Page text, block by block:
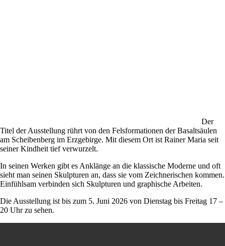
Der
Titel der Ausstellung rührt von den Felsformationen der Basaltsäulen
am Scheibenberg im Erzgebirge. Mit diesem Ort ist Rainer Maria seit
seiner Kindheit tief verwurzelt.
In seinen Werken gibt es Anklänge an die klassische Moderne und oft
sieht man seinen Skulpturen an, dass sie vom Zeichnerischen kommen.
Einfühlsam verbinden sich Skulpturen und graphische Arbeiten.
Die Ausstellung ist bis zum 5. Juni 2026 von Dienstag bis Freitag 17 –
20 Uhr zu sehen.